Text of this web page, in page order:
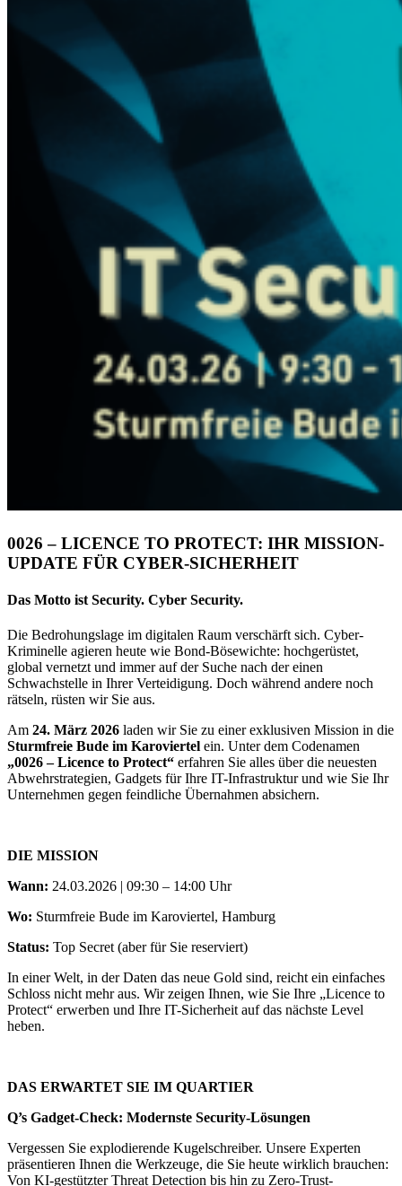
0026 – LICENCE TO PROTECT: IHR MISSION-
UPDATE FÜR CYBER-SICHERHEIT
Das Motto ist Security. Cyber Security.
Die Bedrohungslage im digitalen Raum verschärft sich. Cyber-
Kriminelle agieren heute wie Bond-Bösewichte: hochgerüstet,
global vernetzt und immer auf der Suche nach der einen
Schwachstelle in Ihrer Verteidigung. Doch während andere noch
rätseln, rüsten wir Sie aus.
Am 24. März 2026 laden wir Sie zu einer exklusiven Mission in die
Sturmfreie Bude im Karoviertel ein. Unter dem Codenamen
„0026 – Licence to Protect“ erfahren Sie alles über die neuesten
Abwehrstrategien, Gadgets für Ihre IT-Infrastruktur und wie Sie Ihr
Unternehmen gegen feindliche Übernahmen absichern.
DIE MISSION
Wann: 24.03.2026 | 09:30 – 14:00 Uhr
Wo: Sturmfreie Bude im Karoviertel, Hamburg
Status: Top Secret (aber für Sie reserviert)
In einer Welt, in der Daten das neue Gold sind, reicht ein einfaches
Schloss nicht mehr aus. Wir zeigen Ihnen, wie Sie Ihre „Licence to
Protect“ erwerben und Ihre IT-Sicherheit auf das nächste Level
heben.
DAS ERWARTET SIE IM QUARTIER
Q’s Gadget-Check: Modernste Security-Lösungen
Vergessen Sie explodierende Kugelschreiber. Unsere Experten
präsentieren Ihnen die Werkzeuge, die Sie heute wirklich brauchen:
Von KI-gestützter Threat Detection bis hin zu Zero-Trust-